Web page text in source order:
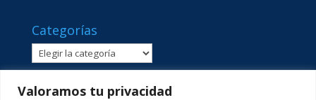
Valoramos tu privacidad
Categorías
Categorías